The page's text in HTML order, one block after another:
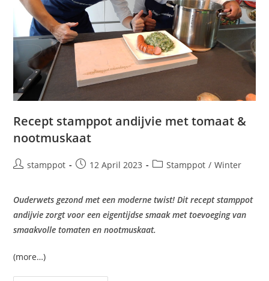
Recept stamppot andijvie met tomaat &
nootmuskaat
stamppot 12 April 2023 Stamppot / Winter
Ouderwets gezond met een moderne twist! Dit recept stamppot
andijvie zorgt voor een eigentijdse smaak met toevoeging van
smaakvolle tomaten en nootmuskaat.
(more…)